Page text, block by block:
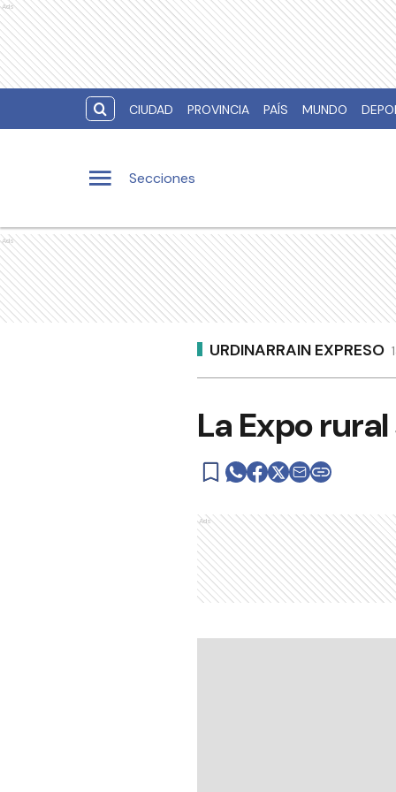
Ads
CIUDAD PROVINCIA PAÍS MUNDO
Secciones
Ads
URDINARRAIN EXPRESO
La Expo
Ads